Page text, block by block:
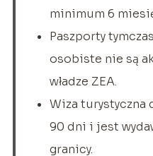
minimum 6
Paszporty
osobiste nie są
władze ZEA.
Wiza turystyczna
90 dni i jest
granicy.